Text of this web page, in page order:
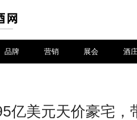
品牌 营销 展会 酒
亿美元天价豪宅，